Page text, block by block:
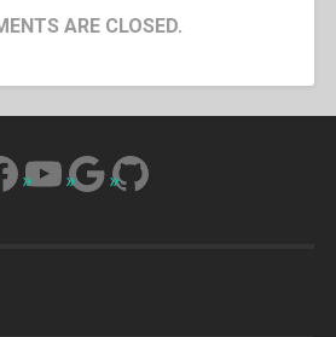
ARE CLOSED.
YouTube
Google
GitHub